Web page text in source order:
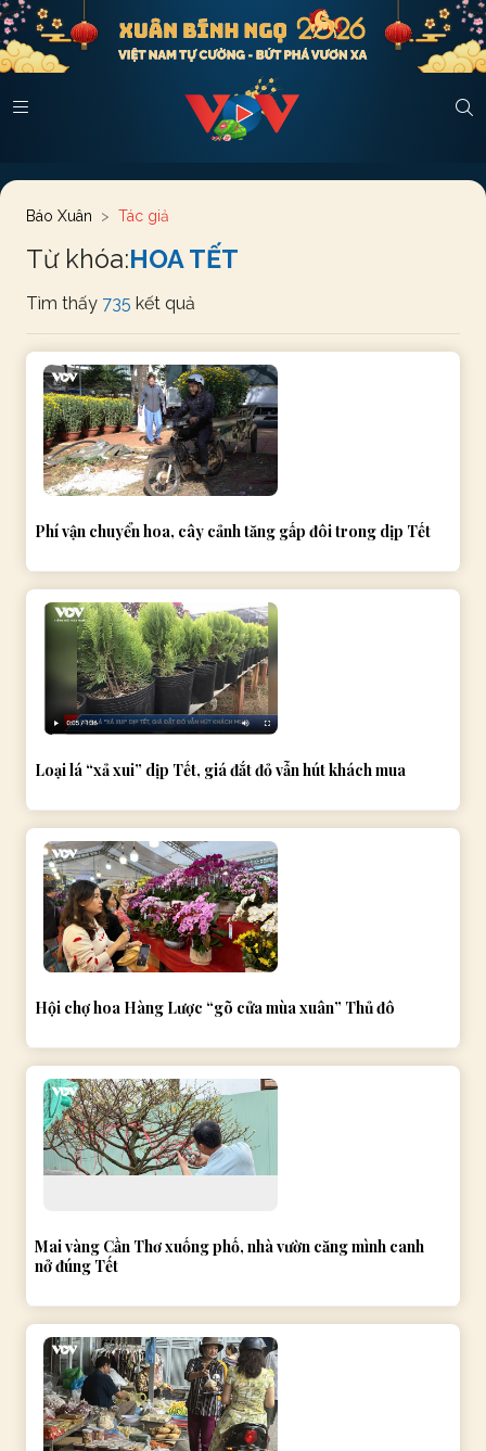
Báo Xuân Tác giả
Từ khóa:HOA TẾT
Tìm thấy 735 kết quả
Phí vận chuyển hoa, cây cảnh tăng gấp đôi trong dịp Tết
Loại lá “xả xui” dịp Tết, giá đắt đỏ vẫn hút khách mua
Hội chợ hoa Hàng Lược “gõ cửa mùa xuân” Thủ đô
Mai vàng Cần Thơ xuống phố, nhà vườn căng mình canh
nở đúng Tết